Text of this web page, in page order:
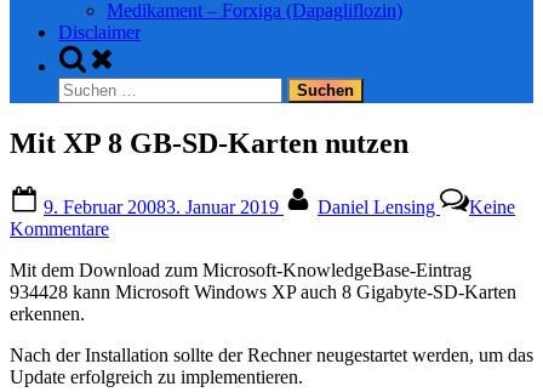
Medikament – Forxiga (Dapagliflozin)
Disclaimer
Toggle
search
form
Suchen
nach:
Mit XP 8 GB-SD-Karten nutzen
on
9. Februar 20083. Januar 2019 Daniel Lensing
Keine
Kommentarezu
XP
8
Karten
nutzen
Mit dem Download zum Microsoft-KnowledgeBase-Eintrag
934428 kann Microsoft Windows XP auch 8 Gigabyte-SD-Karten
erkennen.
Nach der Installation sollte der Rechner neugestartet werden, um das
Update erfolgreich zu implementieren.